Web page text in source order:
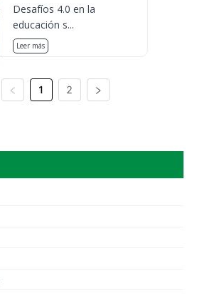
Desafíos 4.0 en la
educación s...
Leer más
1 2